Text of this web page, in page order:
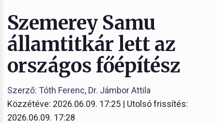
Szemerey Samu
államtitkár lett az
országos főépítész
Szerző: Tóth Ferenc, Dr. Jámbor Attila
Közzétéve: 2026.06.09. 17:25 | Utolsó frissítés:
2026.06.09. 17:28